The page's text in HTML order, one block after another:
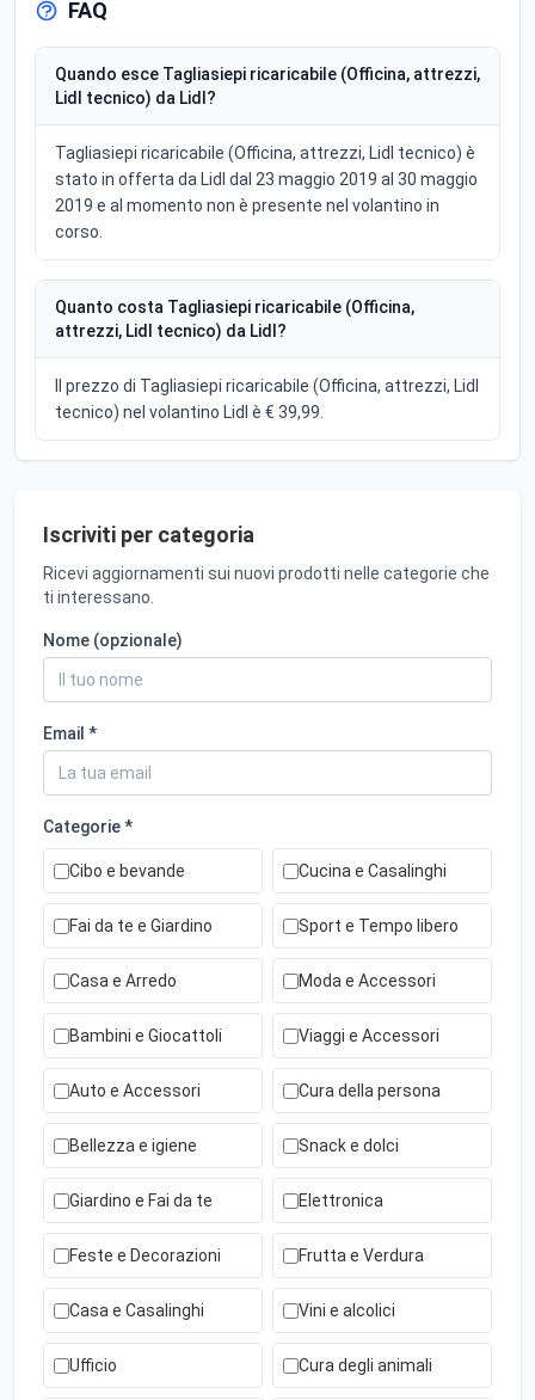
FAQ
Quando esce Tagliasiepi ricaricabile (Officina, attrezzi,
Lidl tecnico) da Lidl?
Tagliasiepi ricaricabile (Officina, attrezzi, Lidl tecnico) è
stato in offerta da Lidl dal 23 maggio 2019 al 30 maggio
2019 e al momento non è presente nel volantino in
corso.
Quanto costa Tagliasiepi ricaricabile (Officina,
attrezzi, Lidl tecnico) da Lidl?
Il prezzo di Tagliasiepi ricaricabile (Officina, attrezzi, Lidl
tecnico) nel volantino Lidl è € 39,99.
Iscriviti per categoria
Ricevi aggiornamenti sui nuovi prodotti nelle categorie che
ti interessano.
Nome (opzionale)
Email *
Categorie *
Cibo e bevande Cucina e Casalinghi
Fai da te e Giardino Sport e Tempo libero
Casa e Arredo Moda e Accessori
Bambini e Giocattoli Viaggi e Accessori
Auto e Accessori Cura della persona
Bellezza e igiene Snack e dolci
Giardino e Fai da te Elettronica
Feste e Decorazioni Frutta e Verdura
Casa e Casalinghi Vini e alcolici
Ufficio Cura degli animali